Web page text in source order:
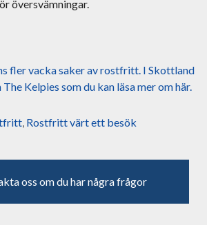
fler vacka saker av rostfritt. I Skottland
Kelpies som du kan läsa mer om här.
, Rostfritt värt ett besök
oss om du har några frågor